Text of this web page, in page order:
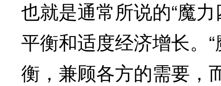
也就是通常所说的“魔
平衡和适度经济增长。
衡，兼顾各方的需要，